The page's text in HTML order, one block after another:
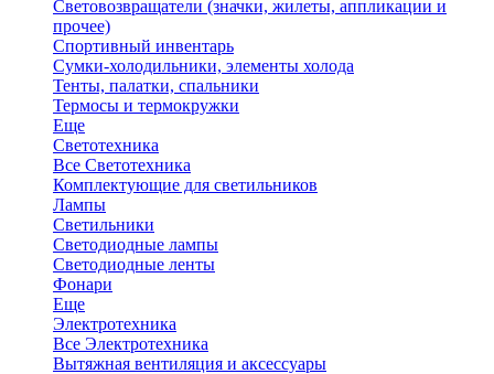
Световозвращатели (значки, жилеты, аппликации и
прочее)
Спортивный инвентарь
Сумки-холодильники, элементы холода
Тенты, палатки, спальники
Термосы и термокружки
Еще
Светотехника
Все Светотехника
Комплектующие для светильников
Лампы
Светильники
Светодиодные лампы
Светодиодные ленты
Фонари
Еще
Электротехника
Все Электротехника
Вытяжная вентиляция и аксессуары